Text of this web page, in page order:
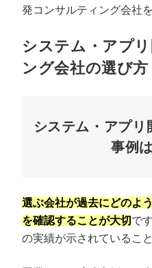
発コンサルティング会社
システム・アプ
ング会社の選び方
システム・アプ
事例
選ぶ会社が過去にどのよ
を確認することが大切で
の実績が示されているこ